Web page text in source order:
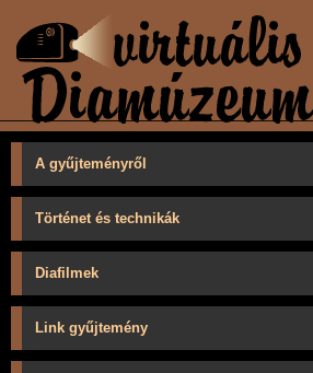
A gyűjteményről
Történet és technikák
Diafilmek
Link gyűjtemény